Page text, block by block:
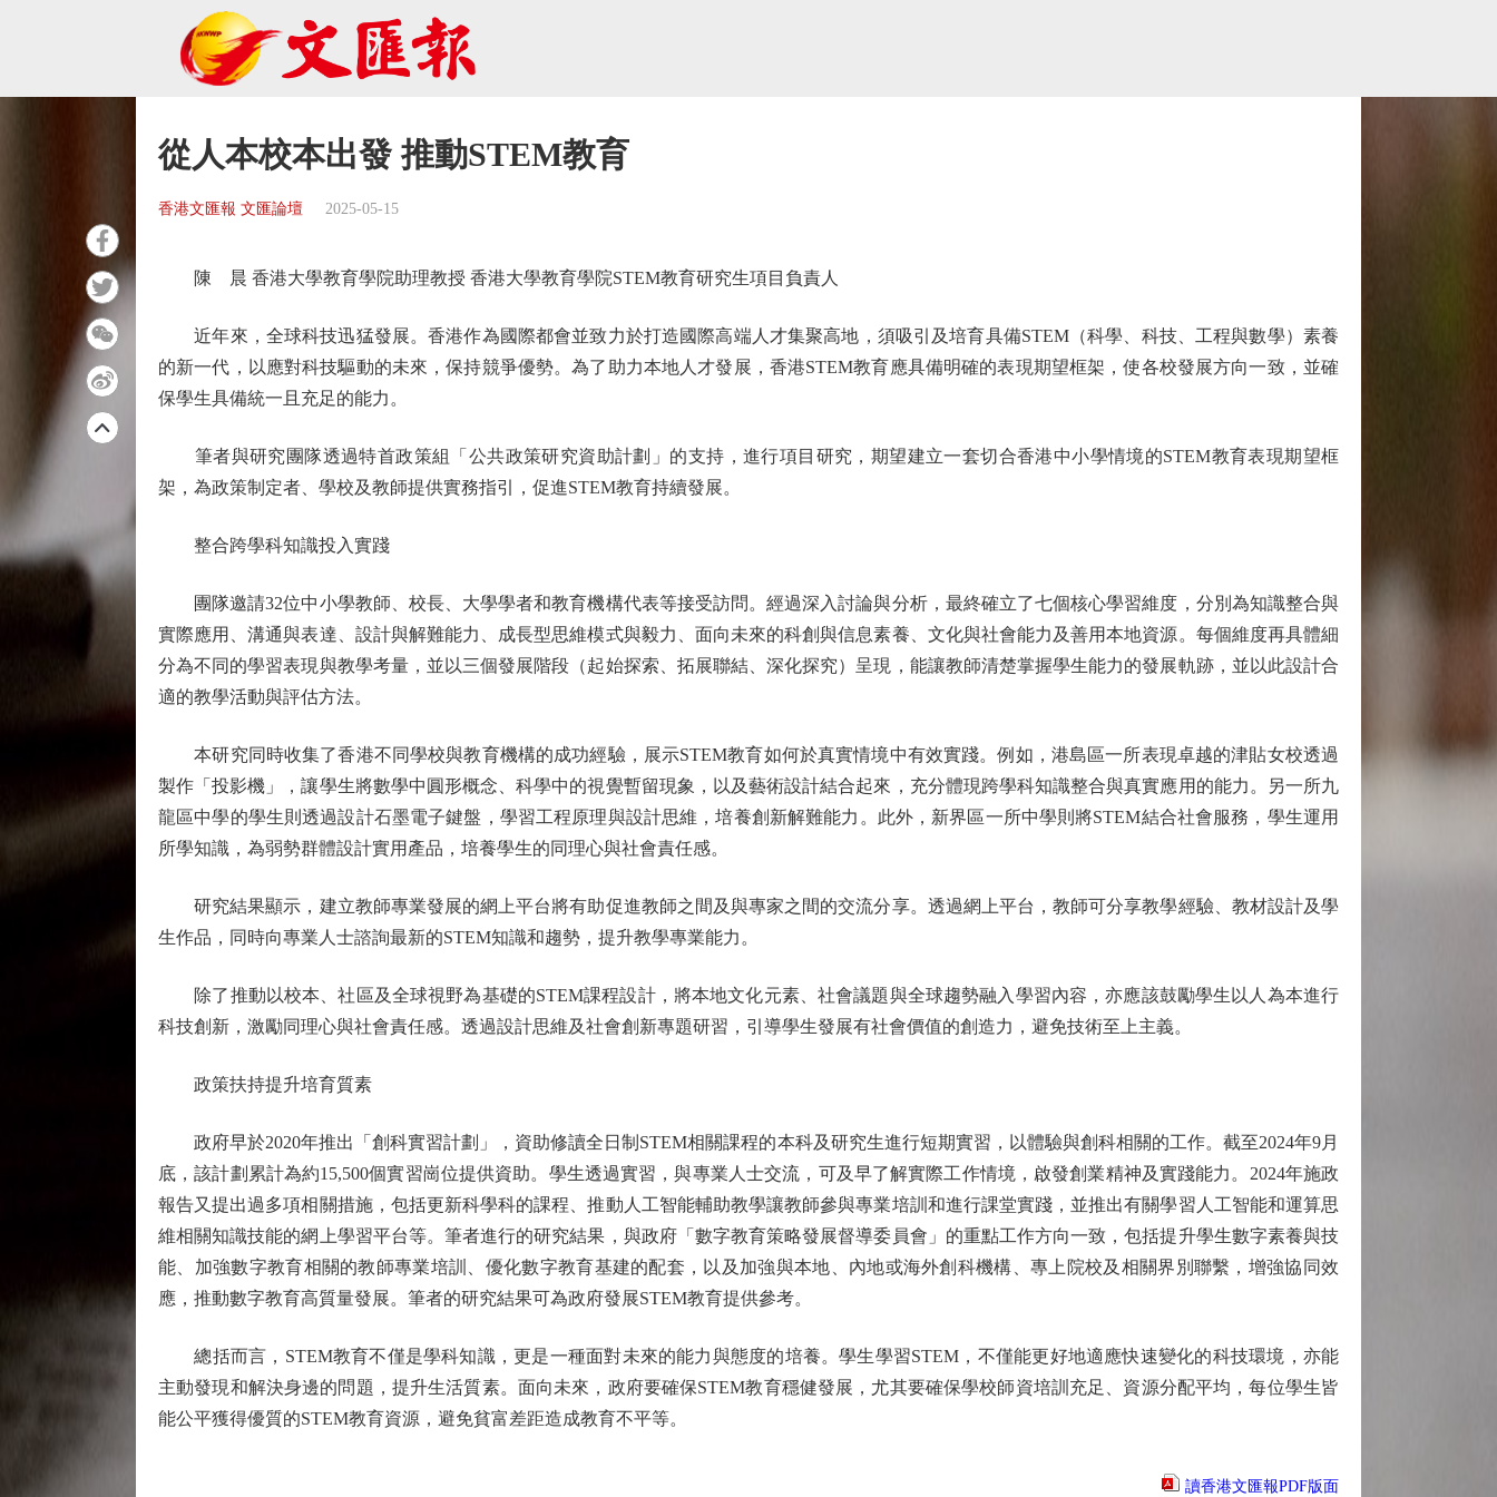
從人本校本出發 推動STEM教育
香港文匯報 文匯論壇 2025-05-15
陳 晨 香港大學教育學院助理教授 香港大學教育學院STEM教育研究生項目負責人
近年來，全球科技迅猛發展。香港作為國際都會並致力於打造國際高端人才集聚高地，須吸引及培育具備STEM（科學、科技、工程與數學）素養
的新一代，以應對科技驅動的未來，保持競爭優勢。為了助力本地人才發展，香港STEM教育應具備明確的表現期望框架，使各校發展方向一致，並確
保學生具備統一且充足的能力。
筆者與研究團隊透過特首政策組「公共政策研究資助計劃」的支持，進行項目研究，期望建立一套切合香港中小學情境的STEM教育表現期望框
架，為政策制定者、學校及教師提供實務指引，促進STEM教育持續發展。
整合跨學科知識投入實踐
團隊邀請32位中小學教師、校長、大學學者和教育機構代表等接受訪問。經過深入討論與分析，最終確立了七個核心學習維度，分別為知識整合與
實際應用、溝通與表達、設計與解難能力、成長型思維模式與毅力、面向未來的科創與信息素養、文化與社會能力及善用本地資源。每個維度再具體細
分為不同的學習表現與教學考量，並以三個發展階段（起始探索、拓展聯結、深化探究）呈現，能讓教師清楚掌握學生能力的發展軌跡，並以此設計合
適的教學活動與評估方法。
本研究同時收集了香港不同學校與教育機構的成功經驗，展示STEM教育如何於真實情境中有效實踐。例如，港島區一所表現卓越的津貼女校透過
製作「投影機」，讓學生將數學中圓形概念、科學中的視覺暫留現象，以及藝術設計結合起來，充分體現跨學科知識整合與真實應用的能力。另一所九
龍區中學的學生則透過設計石墨電子鍵盤，學習工程原理與設計思維，培養創新解難能力。此外，新界區一所中學則將STEM結合社會服務，學生運用
所學知識，為弱勢群體設計實用產品，培養學生的同理心與社會責任感。
研究結果顯示，建立教師專業發展的網上平台將有助促進教師之間及與專家之間的交流分享。透過網上平台，教師可分享教學經驗、教材設計及學
生作品，同時向專業人士諮詢最新的STEM知識和趨勢，提升教學專業能力。
除了推動以校本、社區及全球視野為基礎的STEM課程設計，將本地文化元素、社會議題與全球趨勢融入學習內容，亦應該鼓勵學生以人為本進行
科技創新，激勵同理心與社會責任感。透過設計思維及社會創新專題研習，引導學生發展有社會價值的創造力，避免技術至上主義。
政策扶持提升培育質素
政府早於2020年推出「創科實習計劃」，資助修讀全日制STEM相關課程的本科及研究生進行短期實習，以體驗與創科相關的工作。截至2024年9月
底，該計劃累計為約15,500個實習崗位提供資助。學生透過實習，與專業人士交流，可及早了解實際工作情境，啟發創業精神及實踐能力。2024年施政
報告又提出過多項相關措施，包括更新科學科的課程、推動人工智能輔助教學讓教師參與專業培訓和進行課堂實踐，並推出有關學習人工智能和運算思
維相關知識技能的網上學習平台等。筆者進行的研究結果，與政府「數字教育策略發展督導委員會」的重點工作方向一致，包括提升學生數字素養與技
能、加強數字教育相關的教師專業培訓、優化數字教育基建的配套，以及加強與本地、內地或海外創科機構、專上院校及相關界別聯繫，增強協同效
應，推動數字教育高質量發展。筆者的研究結果可為政府發展STEM教育提供參考。
總括而言，STEM教育不僅是學科知識，更是一種面對未來的能力與態度的培養。學生學習STEM，不僅能更好地適應快速變化的科技環境，亦能
主動發現和解決身邊的問題，提升生活質素。面向未來，政府要確保STEM教育穩健發展，尤其要確保學校師資培訓充足、資源分配平均，每位學生皆
能公平獲得優質的STEM教育資源，避免貧富差距造成教育不平等。
讀香港文匯報PDF版面